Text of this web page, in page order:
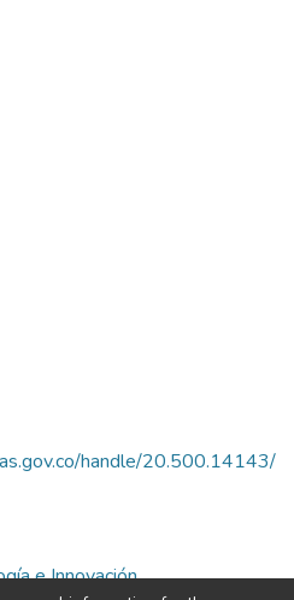
handle/20.500.14143/
e Innovación